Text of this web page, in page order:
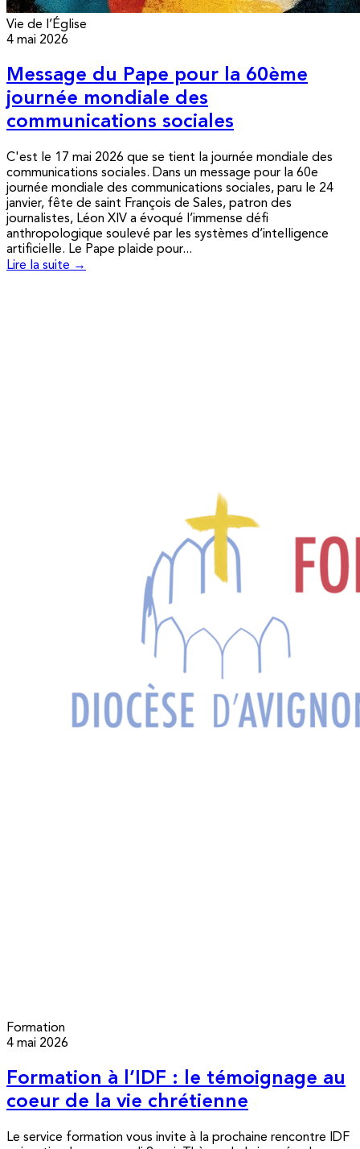
Vie de l’Église
4 mai 2026
Message du Pape pour la 60ème
journée mondiale des
communications sociales
C'est le 17 mai 2026 que se tient la journée mondiale des
communications sociales. Dans un message pour la 60e
journée mondiale des communications sociales, paru le 24
janvier, fête de saint François de Sales, patron des
journalistes, Léon XIV a évoqué l’immense défi
anthropologique soulevé par les systèmes d’intelligence
artificielle. Le Pape plaide pour...
Lire la suite →
Formation
4 mai 2026
Formation à l’IDF : le témoignage au
coeur de la vie chrétienne
Le service formation vous invite à la prochaine rencontre IDF